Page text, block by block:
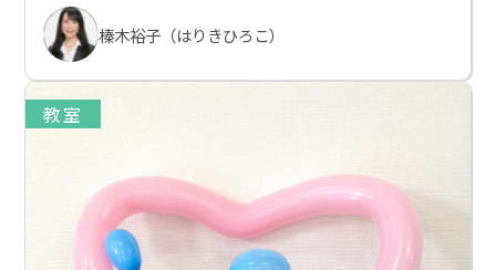
榛木裕子（はりきひろこ）
教室